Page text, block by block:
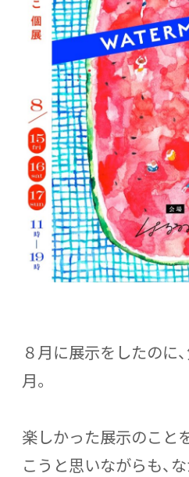
８月に展示をしたのに
月。
楽しかった展示のこと
こうと思いながらも、